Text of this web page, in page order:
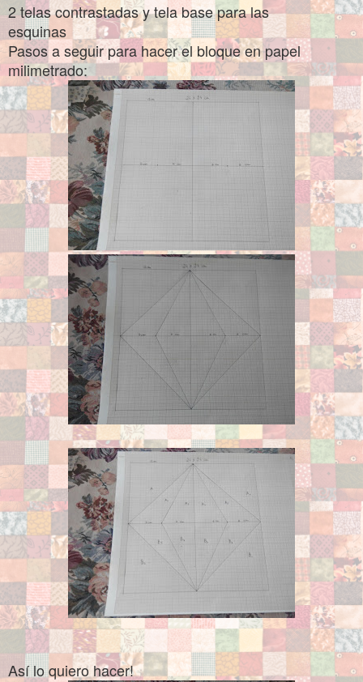
2 telas contrastadas y tela base para las
esquinas
Pasos a seguir para hacer el bloque en papel
milimetrado:
Así lo quiero hacer!